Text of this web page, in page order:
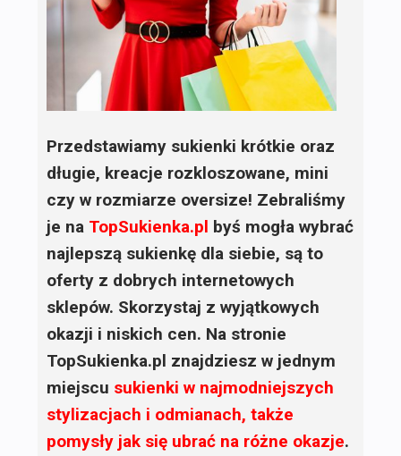
Przedstawiamy sukienki krótkie oraz
długie, kreacje rozkloszowane, mini
czy w rozmiarze oversize! Zebraliśmy
je na TopSukienka.pl byś mogła wybrać
najlepszą sukienkę dla siebie, są to
oferty z dobrych internetowych
sklepów. Skorzystaj z wyjątkowych
okazji i niskich cen. Na stronie
TopSukienka.pl znajdziesz w jednym
miejscu sukienki w najmodniejszych
stylizacjach i odmianach, także
pomysły jak się ubrać na różne okazje.